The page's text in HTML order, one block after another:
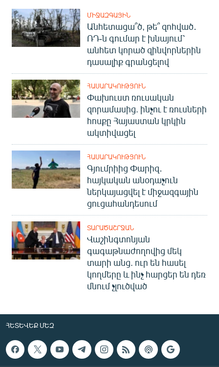
«Ազատության» բոլոր կայքերը
ՄԻՋԱԶԳԱՅԻՆ
Անհետացա՞ծ, թե՞ զոհված․
ՌԴ-ն գումար է խնայում՝
անհետ կորած զինվորներին
դասալիք գրանցելով
ՀԱՍԱՐԱԿՈՒԹՅՈՒՆ
Փախուստ ռուսական
զորամասից. ինչու է ռուսների
հոսքը Հայաստան կրկին
ակտիվացել
ՀԱՍԱՐԱԿՈՒԹՅՈՒՆ
Գյումրիից Փարիզ․
հայկական անօդաչուն
ներկայացվել է միջազգային
ցուցահանդեսում
ՏԱՐԱԾԱՇՐՋԱՆ
Վաշինգտոնյան
գագաթնաժողովից մեկ
տարի անց. ուր են հասել
կողմերը և ինչ հարցեր են դեռ
մնում չլուծված
ՀԵՏԵՎԵՔ ՄԵԶ